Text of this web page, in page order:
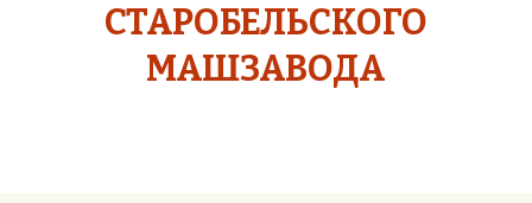
СТАРОБЕЛЬСКОГО
МАШЗАВОДА